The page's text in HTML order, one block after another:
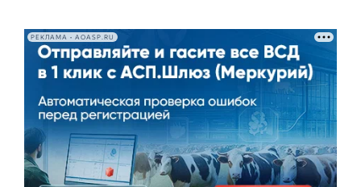
РЕКЛАМА • AOASP.RU